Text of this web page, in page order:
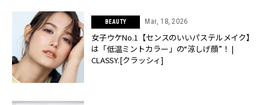
BEAUTY Mar, 18, 2026
女子ウケNo.1【センスのいいパステルメイク】
は「低温ミントカラー」の“涼しげ顔”！ |
CLASSY.[クラッシィ]